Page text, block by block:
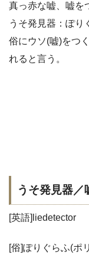
真っ赤な嘘、嘘を
うそ発見器：ぽり
俗にウソ(嘘)をつ
れると言う。
うそ発見器／
[英語]liedetector
[俗]ぽりぐらふ(ポ